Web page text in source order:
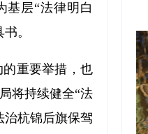
基层“法律明白
。
重要举措，也
将持续健全“法
治杭锦后旗保驾